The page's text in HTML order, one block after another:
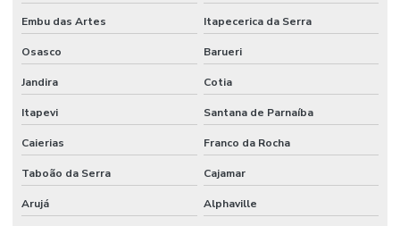
SERVIÇO DE
PORTARIA
TERCEIRIZADO
SERVIÇO DE
PROTEÇÃO
PESSOAL
SERVIÇO DE
PARA
EMPRESAS
Embu das Artes Itapecerica da Serra
Osasco Barueri
Jandira Cotia
Itapevi Santana de Parnaíba
Caierias Franco da Rocha
Taboão da Serra Cajamar
Arujá Alphaville